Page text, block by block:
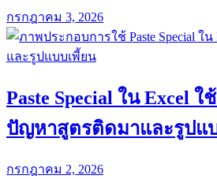
กรกฎาคม 3, 2026
Paste Special ใน Excel ใ
ปัญหาสูตรติดมาและรูปแ
กรกฎาคม 2, 2026